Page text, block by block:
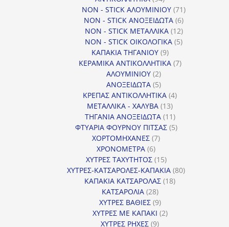
προϊόντα
NON - STICK ΑΛΟΥΜΙΝΙΟΥ 7171
προϊόντα
NON - STICK ΑΝΟΞΕΙΔΩΤΑ 66
προϊόντα
NON - STICK ΜΕΤΑΛΛΙΚΑ 1212
προϊόντα
NON - STICK ΟΙΚΟΛΟΓΙΚΑ 55
ΚΑΠΑΚΙΑ ΤΗΓΑΝΙΟΥ 99
προϊόντα
ΚΕΡΑΜΙΚΑ ΑΝΤΙΚΟΛΛΗΤΙΚΑ 77
ΑΛΟΥΜΙΝΙΟΥ 22
προϊόντα
ΑΝΟΞΕΙΔΩΤΑ 55
προϊόντα
ΚΡΕΠΑΣ ΑΝΤΙΚΟΛΛΗΤΙΚΑ 44
ΜΕΤΑΛΛΙΚΑ - ΧΑΛΥΒΑ 1313
προϊόντα
ΤΗΓΑΝΙΑ ΑΝΟΞΕΙΔΩΤΑ 1111
προϊόντα
ΦΤΥΑΡΙΑ ΦΟΥΡΝΟΥ ΠΙΤΣΑΣ 55
ΧΟΡΤΟΜΗΧΑΝΕΣ 77
ΧΡΟΝΟΜΕΤΡΑ 66
προϊόντα
ΧΥΤΡΕΣ ΤΑΧΥΤΗΤΟΣ 1515
προϊόντα
ΧΥΤΡΕΣ-ΚΑΤΣΑΡΟΛΕΣ-ΚΑΠΑΚΙΑ 8080
ΚΑΠΑΚΙΑ ΚΑΤΣΑΡΟΛΑΣ 1818
ΚΑΤΣΑΡΟΛΙΑ 2828
προϊόντα
ΧΥΤΡΕΣ ΒΑΘΙΕΣ 99
προϊόντα
ΧΥΤΡΕΣ ΜΕ ΚΑΠΑΚΙ 22
ΧΥΤΡΕΣ ΡΗΧΕΣ 99